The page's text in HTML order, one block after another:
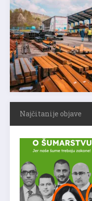
Najčitanije objave